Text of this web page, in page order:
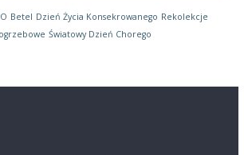
Betel Dzień Życia Konsekrowanego Rekolekcje
Światowy Dzień Chorego